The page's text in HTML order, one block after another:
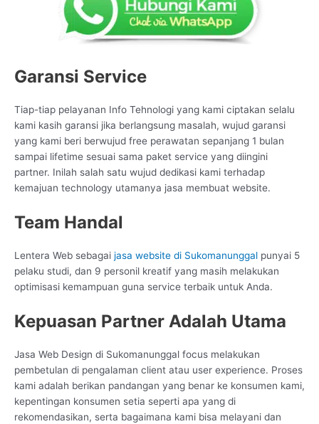
Garansi Service
Tiap-tiap pelayanan Info Tehnologi yang kami ciptakan selalu
kami kasih garansi jika berlangsung masalah, wujud garansi
yang kami beri berwujud free perawatan sepanjang 1 bulan
sampai lifetime sesuai sama paket service yang diingini
partner. Inilah salah satu wujud dedikasi kami terhadap
kemajuan technology utamanya jasa membuat website.
Team Handal
Lentera Web sebagai jasa website di Sukomanunggal punyai 5
pelaku studi, dan 9 personil kreatif yang masih melakukan
optimisasi kemampuan guna service terbaik untuk Anda.
Kepuasan Partner Adalah Utama
Jasa Web Design di Sukomanunggal focus melakukan
pembetulan di pengalaman client atau user experience. Proses
kami adalah berikan pandangan yang benar ke konsumen kami,
kepentingan konsumen setia seperti apa yang di
rekomendasikan, serta bagaimana kami bisa melayani dan